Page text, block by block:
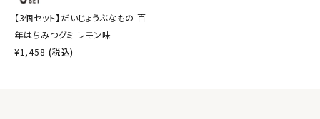
【3個セット】だいじょうぶなもの 百
年はちみつグミ レモン味
¥1,458 (税込)